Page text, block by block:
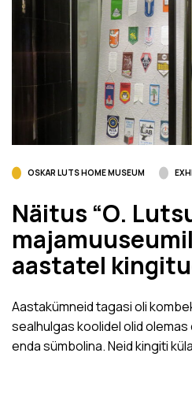
OSKAR LUTS HOME MUSEUM
Näitus “O.
aastatel
Aastakümneid tagasi oli
sealhulgas koolidel olid olemas
enda sümbolina. Neid kingiti